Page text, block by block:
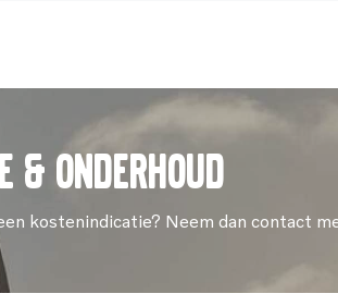
& onderhoud
kostenindicatie? Neem dan contact